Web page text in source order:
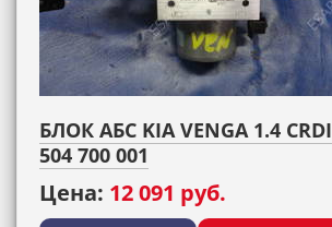
БЛОК АБС KIA VENGA 1.4 CRDI
504 700 001
Цена: 12 091 руб.